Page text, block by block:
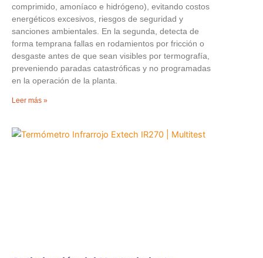
comprimido, amoníaco e hidrógeno), evitando costos
energéticos excesivos, riesgos de seguridad y
sanciones ambientales. En la segunda, detecta de
forma temprana fallas en rodamientos por fricción o
desgaste antes de que sean visibles por termografía,
preveniendo paradas catastróficas y no programadas
en la operación de la planta.
Leer más »